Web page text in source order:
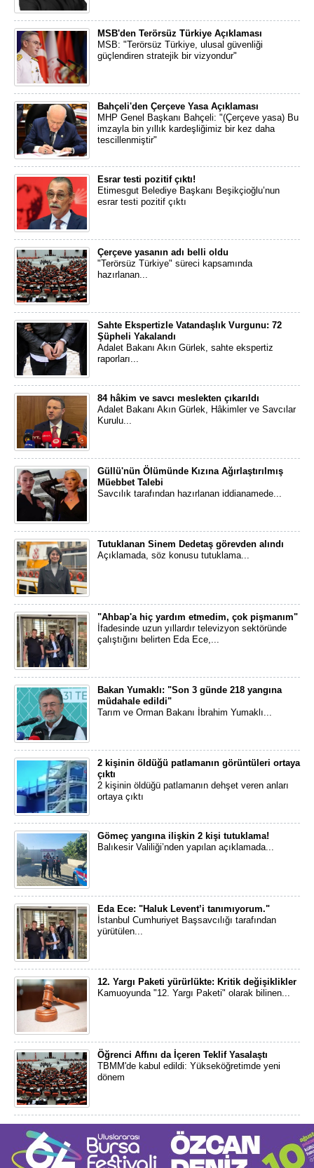
MSB'den Terörsüz Türkiye Açıklaması
MSB: "Terörsüz Türkiye, ulusal güvenliği
güçlendiren stratejik bir vizyondur"
Bahçeli'den Çerçeve Yasa Açıklaması
MHP Genel Başkanı Bahçeli: "(Çerçeve yasa) Bu
imzayla bin yıllık kardeşliğimiz bir kez daha
tescillenmiştir"
Esrar testi pozitif çıktı!
Etimesgut Belediye Başkanı Beşikçioğlu’nun
esrar testi pozitif çıktı
Çerçeve yasanın adı belli oldu
"Terörsüz Türkiye" süreci kapsamında
hazırlanan...
Sahte Ekspertizle Vatandaşlık Vurgunu: 72
Şüpheli Yakalandı
Adalet Bakanı Akın Gürlek, sahte ekspertiz
raporları...
84 hâkim ve savcı meslekten çıkarıldı
Adalet Bakanı Akın Gürlek, Hâkimler ve Savcılar
Kurulu...
Güllü'nün Ölümünde Kızına Ağırlaştırılmış
Müebbet Talebi
Savcılık tarafından hazırlanan iddianamede...
Tutuklanan Sinem Dedetaş görevden alındı
Açıklamada, söz konusu tutuklama...
"Ahbap'a hiç yardım etmedim, çok pişmanım"
İfadesinde uzun yıllardır televizyon sektöründe
çalıştığını belirten Eda Ece,...
Bakan Yumaklı: "Son 3 günde 218 yangına
müdahale edildi"
Tarım ve Orman Bakanı İbrahim Yumaklı...
2 kişinin öldüğü patlamanın görüntüleri ortaya
çıktı
2 kişinin öldüğü patlamanın dehşet veren anları
ortaya çıktı
Gömeç yangına ilişkin 2 kişi tutuklama!
Balıkesir Valiliği’nden yapılan açıklamada...
Eda Ece: "Haluk Levent’i tanımıyorum."
İstanbul Cumhuriyet Başsavcılığı tarafından
yürütülen...
12. Yargı Paketi yürürlükte: Kritik değişiklikler
Kamuoyunda "12. Yargı Paketi" olarak bilinen...
Öğrenci Affını da İçeren Teklif Yasalaştı
TBMM'de kabul edildi: Yükseköğretimde yeni
dönem